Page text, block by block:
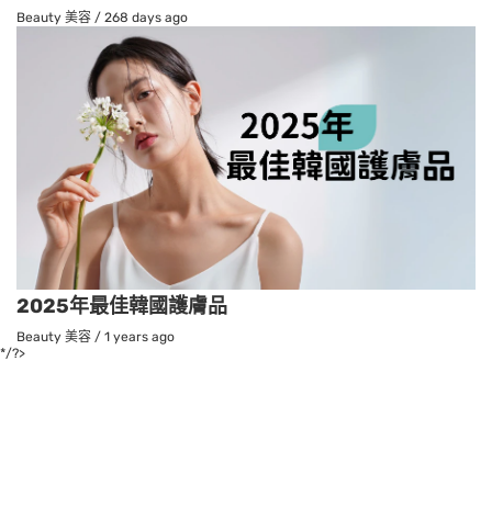
Beauty 美容 / 268 days ago
2025年最佳韓國護膚品
Beauty 美容 / 1 years ago
*/?>